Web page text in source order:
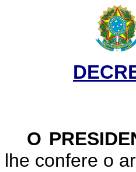
O
lhe confere o